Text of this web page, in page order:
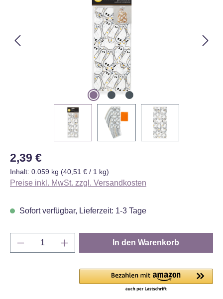
Regulärer Preis:
2,39 €
Inhalt: 0.059 kg (40,51 € / 1 kg)
Preise inkl. MwSt. zzgl. Versandkosten
Sofort verfügbar, Lieferzeit: 1-3 Tage
Produkt Anzahl: Gib den gewünschten
In den Warenkorb